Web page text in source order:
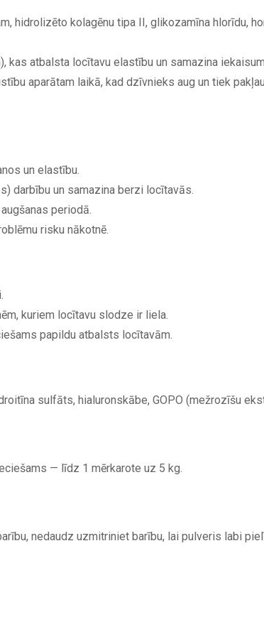
hidrolizēto kolagēnu tipa II, glikozamīna hlorīdu,
kas atbalsta locītavu elastību un samazina
aparātam laikā, kad dzīvnieks aug un tiek
un elastību.
darbību un samazina berzi locītavās.
periodā.
risku nākotnē.
kuriem locītavu slodze ir liela.
papildu atbalsts locītavām.
sulfāts, hialuronskābe, GOPO (mežrozīšu
— līdz 1 mērkarote uz 5 kg.
nedaudz uzmitriniet barību, lai pulveris labi